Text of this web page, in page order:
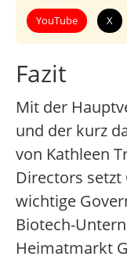
YouTube X
Fazit
Mit der
und der kurz
von Kathleen
Directors setzt
wichtige
Biotech-
Heimatmarkt